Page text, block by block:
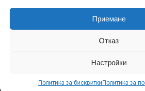
Приемане
Отказ
Настройки
Политика за бисквитки Политика за
КОНТАКТИ СПОДЕЛИ НОВИНА!
ПОЛИТИКА ЗА
МИКА: Музика и Лайфстайл Copyright